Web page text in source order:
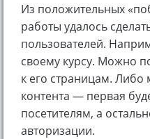
Из положительных
работы удалось
пользователей.
своему курсу. Можно
к его страницам. Либо
контента — первая
посетителям, а
авторизации.